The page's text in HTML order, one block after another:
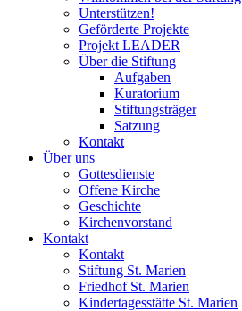
Unterstützen!
Geförderte Projekte
Projekt LEADER
Über die Stiftung
Aufgaben
Kuratorium
Stiftungsträger
Satzung
Kontakt
Über uns
Gottesdienste
Offene Kirche
Geschichte
Kirchenvorstand
Kontakt
Kontakt
Stiftung St. Marien
Friedhof St. Marien
Kindertagesstätte St. Marien